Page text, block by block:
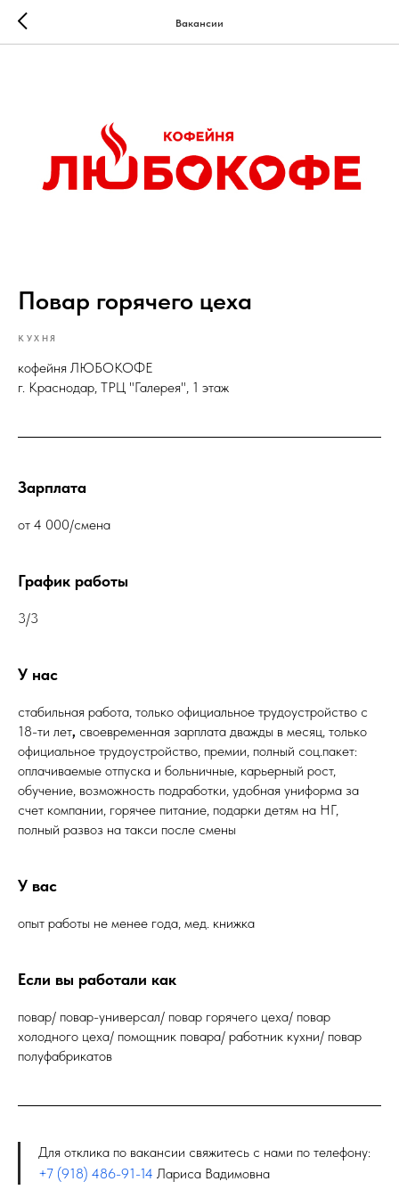
Вакансии
Повар горячего цеха
КУХНЯ
кофейня ЛЮБОКОФЕ
г. Краснодар, ТРЦ "Галерея", 1 этаж
Зарплата
от 4 000/смена
График работы
3/3
У нас
стабильная работа, только официальное трудоустройство с
18-ти лет, своевременная зарплата дважды в месяц, только
официальное трудоустройство, премии, полный соц.пакет:
оплачиваемые отпуска и больничные, карьерный рост,
обучение, возможность подработки, удобная униформа за
счет компании, горячее питание, подарки детям на НГ,
полный paзвoз на такси поcлe смeны
У вас
опыт работы не менее года, мед. книжка
Если вы работали как
повар/ повар-универсал/ повар горячего цеха/ повар
холодного цеха/ помощник повара/ работник кухни/ повар
полуфабрикатов
Для отклика по вакансии свяжитесь с нами по телефону:
+7 (918) 486-91-14 Лариса Вадимовна